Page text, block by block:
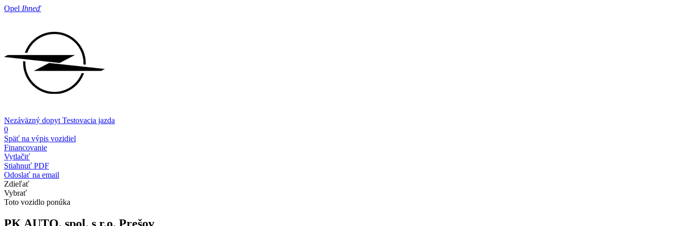
Opel Ihneď
Nezáväzný dopyt Testovacia jazda
0
Späť na výpis vozidiel
Financovanie
Vytlačiť
Stiahnuť PDF
Odoslať na email
Zdieľať
Vybrať
Toto vozidlo ponúka